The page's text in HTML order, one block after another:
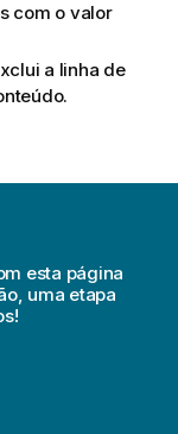
com o valor
a linha de
esta página
uma etapa